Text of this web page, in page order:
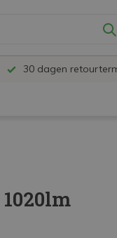
30 dagen